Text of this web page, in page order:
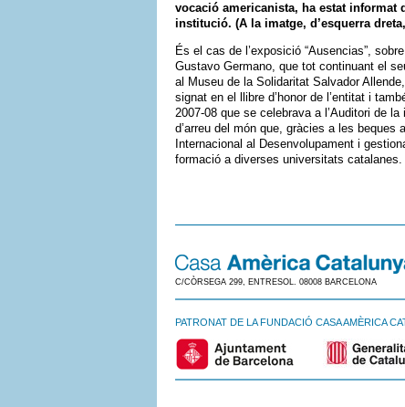
vocació americanista, ha estat informat
institució. (A la imatge, d’esquerra
És el cas de l’exposició “Ausencias”,
Gustavo Germano, que tot continuant el
al Museu de la Solidaritat Salvador
signat en el llibre d’honor de l’entitat i
2007-08 que se celebrava a l’Auditori de
d’arreu del món que, gràcies a les beques
Internacional al Desenvolupament i
formació a diverses universitats catalanes.
C/CÒRSEGA 299, ENTRESOL. 08008 BARCELONA
PATRONAT DE LA FUNDACIÓ CASA AMÈRICA